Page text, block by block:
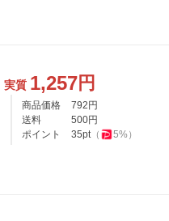
実質 1,257円
商品価格 792 円
送料
500円
ポイント
35pt（ 5%）